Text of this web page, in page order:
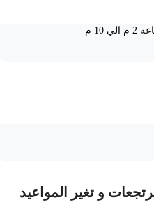
و تغير المواعيد